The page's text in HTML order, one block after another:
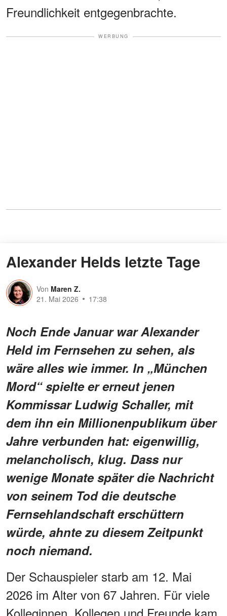
Freundlichkeit entgegenbrachte.
WERBUNG
Alexander Helds letzte Tage
Von Maren Z.
21. Mai 2026
17:38
Noch Ende Januar war Alexander
Held im Fernsehen zu sehen, als
wäre alles wie immer. In „München
Mord“ spielte er erneut jenen
Kommissar Ludwig Schaller, mit
dem ihn ein Millionenpublikum über
Jahre verbunden hat: eigenwillig,
melancholisch, klug. Dass nur
wenige Monate später die Nachricht
von seinem Tod die deutsche
Fernsehlandschaft erschüttern
würde, ahnte zu diesem Zeitpunkt
noch niemand.
Der Schauspieler starb am 12. Mai
2026 im Alter von 67 Jahren. Für viele